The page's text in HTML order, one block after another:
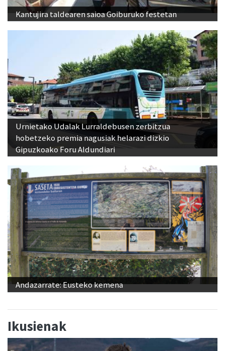
Kantujira taldearen saioa Goiburuko festetan
Urnietako Udalak Lurraldebusen zerbitzua
hobetzeko premia nagusiak helarazi dizkio
Gipuzkoako Foru Aldundiari
Andazarrate: Eusteko kemena
Ikusienak